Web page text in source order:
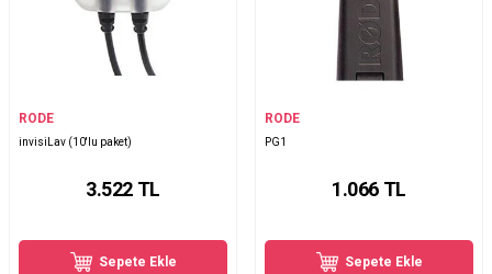
RODE
invisiLav (10'lu paket)
3.522 TL
Sepete Ekle
RODE
PG1
1.066 TL
Sepete Ekle